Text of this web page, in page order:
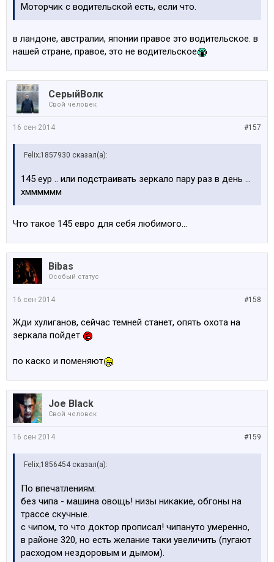
Моторчик с водительской есть, если что.
в ландоне, австралии, японии правое это водительское. в
нашей стране, правое, это не водительское
СерыйВолк
Свой человек
#157
16 сен 2014
Felix;1857930 сказал(а):
145 еур .. или подстраивать зеркало пару раз в день ...
хмммммм
Что такое 145 евро для себя любимого...
Bibas
Особый статус
#158
16 сен 2014
Жди хулиганов, сейчас темней станет, опять охота на
зеркала пойдет
по каско и поменяют
Joe Black
Свой человек
#159
16 сен 2014
Felix;1856454 сказал(а):
По впечатлениям:
без чипа - машина овощь! низы никакие, обгоны на
трассе скучные.
с чипом, то что доктор прописал! чипануто умеренно,
в районе 320, но есть желание таки увеличить (пугают
расходом нездоровым и дымом).